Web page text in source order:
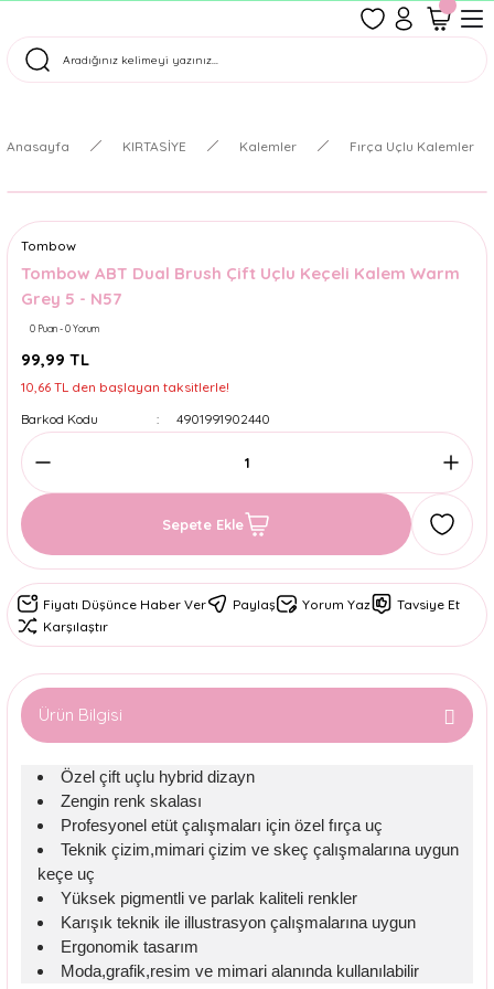
Tüm Siparişler Aynı Gün Kargoda!
Anasayfa KIRTASİYE Kalemler Fırça Uçlu Kalemler
Tombow
Tombow ABT Dual Brush Çift Uçlu Keçeli Kalem Warm
Grey 5 - N57
0 Puan - 0 Yorum
99,99 TL
10,66 TL den başlayan taksitlerle!
Barkod Kodu
4901991902440
Sepete Ekle
Fiyatı Düşünce Haber Ver Paylaş Yorum Yaz
Tavsiye Et
Karşılaştır
Ürün Bilgisi
Özel çift uçlu hybrid dizayn
Zengin renk skalası
Profesyonel etüt çalışmaları için özel fırça uç
Teknik çizim,mimari çizim ve skeç çalışmalarına uygun
keçe uç
Yüksek pigmentli ve parlak kaliteli renkler
Karışık teknik ile illustrasyon çalışmalarına uygun
Ergonomik tasarım
Moda,grafik,resim ve mimari alanında kullanılabilir